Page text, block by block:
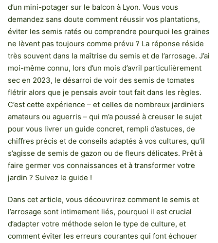
d’un mini-potager sur le balcon à Lyon. Vous vous
demandez sans doute comment réussir vos plantations,
éviter les semis ratés ou comprendre pourquoi les graines
ne lèvent pas toujours comme prévu ? La réponse réside
très souvent dans la maîtrise du semis et de l’arrosage. J’ai
moi-même connu, lors d’un mois d’avril particulièrement
sec en 2023, le désarroi de voir des semis de tomates
flétrir alors que je pensais avoir tout fait dans les règles.
C’est cette expérience – et celles de nombreux jardiniers
amateurs ou aguerris – qui m’a poussé à creuser le sujet
pour vous livrer un guide concret, rempli d’astuces, de
chiffres précis et de conseils adaptés à vos cultures, qu’il
s’agisse de semis de gazon ou de fleurs délicates. Prêt à
faire germer vos connaissances et à transformer votre
jardin ? Suivez le guide !
Dans cet article, vous découvrirez comment le semis et
l’arrosage sont intimement liés, pourquoi il est crucial
d’adapter votre méthode selon le type de culture, et
comment éviter les erreurs courantes qui font échouer